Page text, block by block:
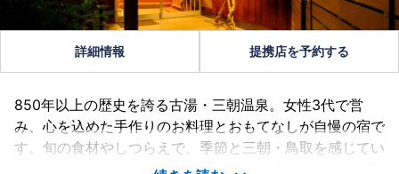
詳細情報 提携店を予約する
850年以上の歴史を誇る古湯・三朝温泉。女性3代で営
み、心を込めた手作りのお料理とおもてなしが自慢の宿で
す。旬の食材やしつらえで、季節と三朝・鳥取を感じてい
ただけますよう。三朝温泉本通りから徒歩5分。静かな環